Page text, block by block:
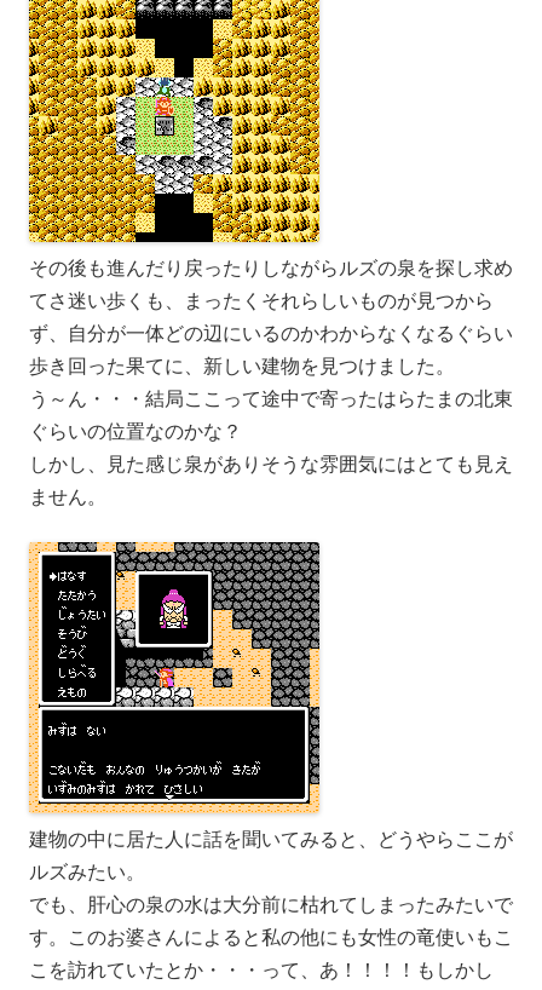
その後も進んだり戻ったりしながらルズの泉を探し求め
てさ迷い歩くも、まったくそれらしいものが見つから
ず、自分が一体どの辺にいるのかわからなくなるぐらい
歩き回った果てに、新しい建物を見つけました。
う～ん・・・結局ここって途中で寄ったはらたまの北東
ぐらいの位置なのかな？
しかし、見た感じ泉がありそうな雰囲気にはとても見え
ません。
建物の中に居た人に話を聞いてみると、どうやらここが
ルズみたい。
でも、肝心の泉の水は大分前に枯れてしまったみたいで
す。このお婆さんによると私の他にも女性の竜使いもこ
こを訪れていたとか・・・って、あ！！！！もしかし